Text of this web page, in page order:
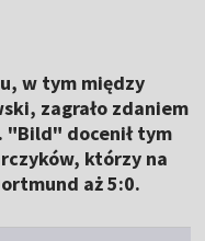
w tym między
zagrało zdaniem
"Bild" docenił tym
którzy na
aż 5:0.